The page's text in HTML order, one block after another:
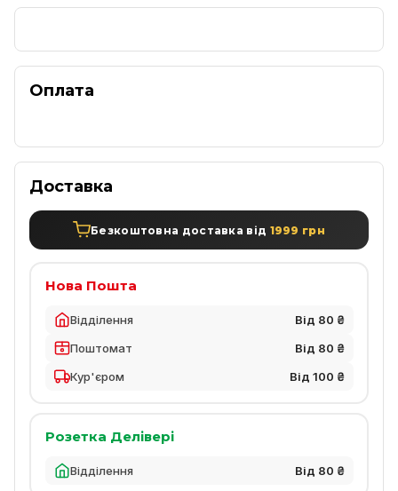
Оплата
Доставка
Безкоштовна доставка від 1999 грн
Нова Пошта
Відділення
Від 80 ₴
Поштомат
Від 80 ₴
Кур'єром
Від 100 ₴
Розетка Делівері
Відділення Від 80 ₴